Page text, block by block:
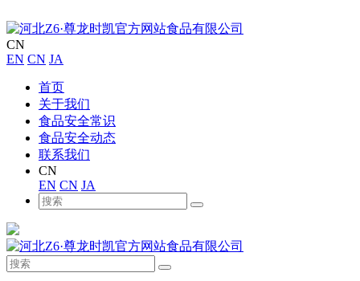
CN
EN CN JA
首页
关于我们
食品安全常识
食品安全动态
联系我们
CN
EN CN JA